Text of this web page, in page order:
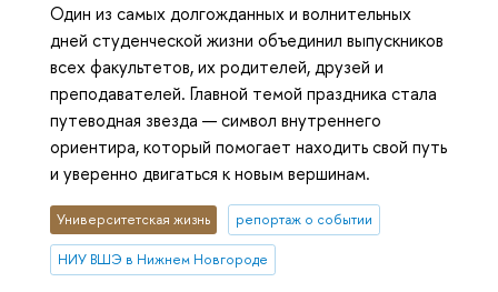
Один из самых долгожданных и волнительных
дней студенческой жизни объединил выпускников
всех факультетов, их родителей, друзей и
преподавателей. Главной темой праздника стала
путеводная звезда — символ внутреннего
ориентира, который помогает находить свой путь
и уверенно двигаться к новым вершинам.
Университетская жизнь репортаж о событии
НИУ ВШЭ в Нижнем Новгороде